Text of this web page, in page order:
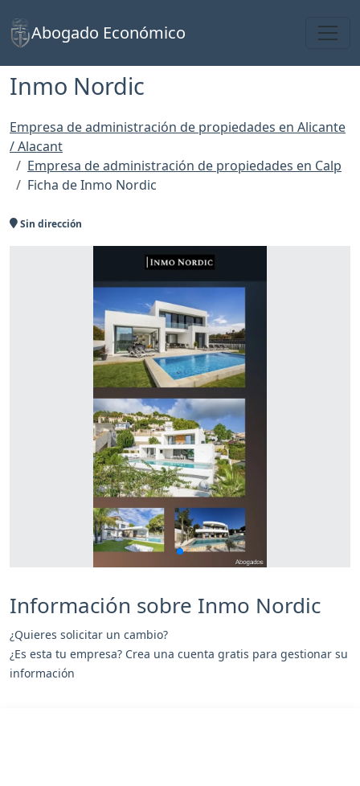
Abogado Económico
Inmo Nordic
Empresa de administración de propiedades en Alicante
/ Alacant
Empresa de administración de propiedades en Calp
Ficha de Inmo Nordic
Sin dirección
Información sobre Inmo Nordic
¿Quieres solicitar un cambio?
¿Es esta tu empresa? Crea una cuenta gratis para gestionar su
información